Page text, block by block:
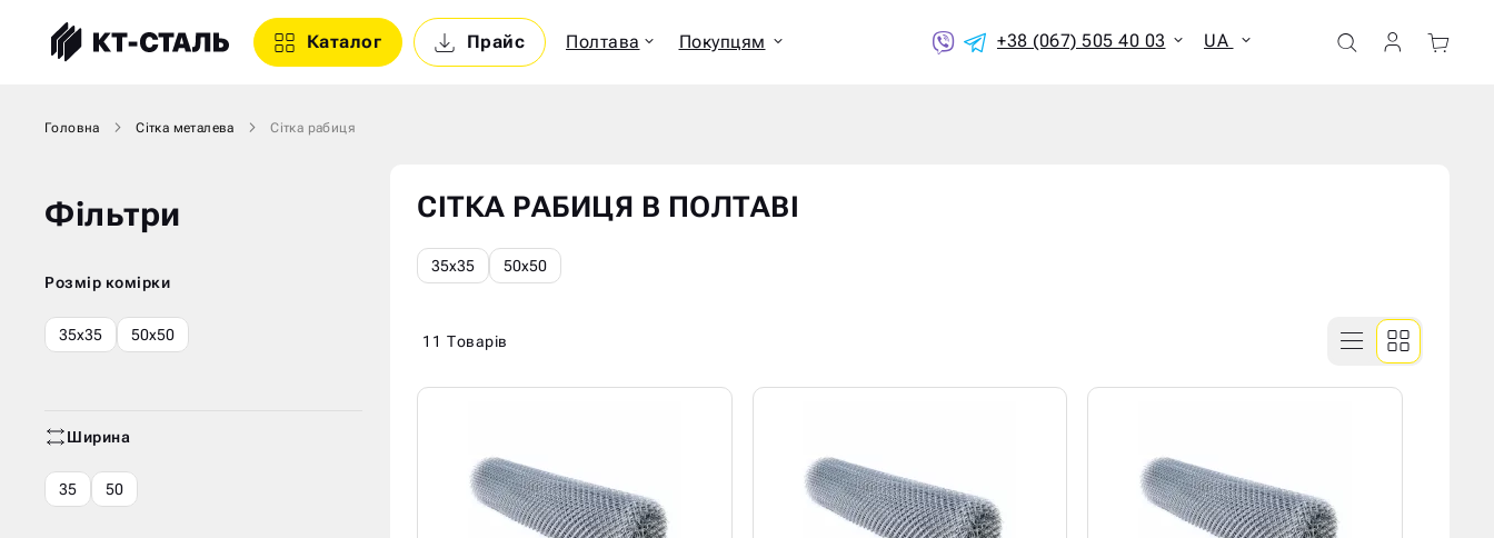
+38 (067) 505 40 03 UA
Каталог Прайс Полтава Покупцям
Головна Сітка металева Сітка рабиця
Фільтри
Розмір комірки
35х35 50х50
Ширина
35 50
СІТКА РАБИЦЯ В ПОЛТАВІ
35х35 50х50
11 Товарів